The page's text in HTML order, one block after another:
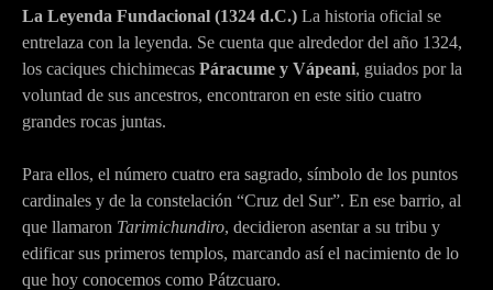
La Leyenda Fundacional (1324 d.C.) La historia oficial se
entrelaza con la leyenda. Se cuenta que alrededor del año 1324,
los caciques chichimecas Páracume y Vápeani, guiados por la
voluntad de sus ancestros, encontraron en este sitio cuatro
grandes rocas juntas.
Para ellos, el número cuatro era sagrado, símbolo de los puntos
cardinales y de la constelación “Cruz del Sur”. En ese barrio, al
que llamaron Tarimichundiro, decidieron asentar a su tribu y
edificar sus primeros templos, marcando así el nacimiento de lo
que hoy conocemos como Pátzcuaro.